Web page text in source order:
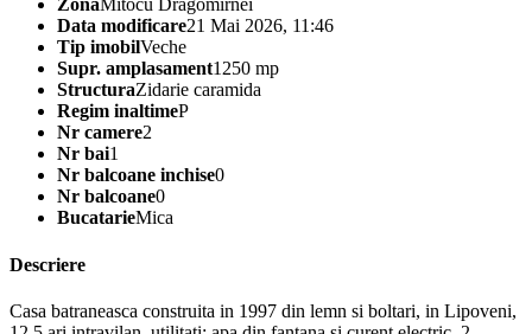
ZonaMitocu Dragomirnei
Data modificare21 Mai 2026, 11:46
Tip imobilVeche
Supr. amplasament1250 mp
StructuraZidarie caramida
Regim inaltimeP
Nr camere2
Nr bai1
Nr balcoane inchise0
Nr balcoane0
BucatarieMica
Descriere
Casa batraneasca construita in 1997 din lemn si boltari, in Lipoveni,